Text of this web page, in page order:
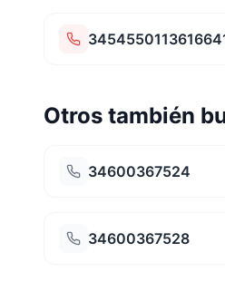
Otros también
34600367524
34600367528